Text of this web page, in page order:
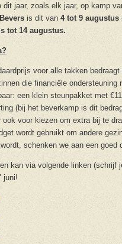
dit jaar, zoals elk jaar, op kamp
Bevers is dit van 4 tot 9 augustus
tot 14 augustus.
voor alle takken bedraagt
die financiële
een klein steunpakket met
(bij het beverkamp is dit
ook voor kiezen om extra bij te
wordt gebruikt om andere
schenken we aan een goed
kan via volgende linken
juni!